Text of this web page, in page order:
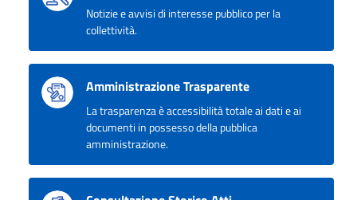
Notizie e avvisi di interesse pubblico per la
collettività.
Amministrazione Trasparente
La trasparenza è accessibilità totale ai dati e ai
documenti in possesso della pubblica
amministrazione.